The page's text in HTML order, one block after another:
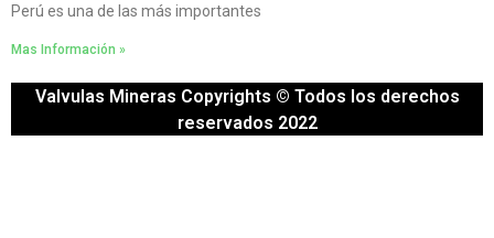
Perú es una de las más importantes
Mas Información »
Valvulas Mineras Copyrights © Todos los derechos
reservados 2022